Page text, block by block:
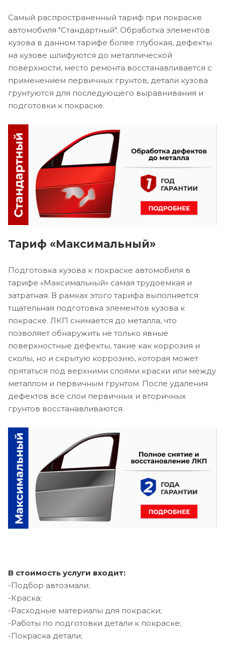
Самый распространенный тариф при покраске
автомобиля "Стандартный". Обработка элементов
кузова в данном тарифе более глубокая, дефекты
на кузове шлифуются до металлической
поверхности, место ремонта восстанавливается с
применением первичных грунтов, детали кузова
грунтуются для последующего выравнивания и
подготовки к покраске.
Тариф «Максимальный»
Подготовка кузова к покраске автомобиля в
тарифе «Максимальный» самая трудоемкая и
затратная. В рамках этого тарифа выполняется
тщательная подготовка элементов кузова к
покраске. ЛКП снимается до металла, что
позволяет обнаружить не только явные
поверхностные дефекты, такие как коррозия и
сколы, но и скрытую коррозию, которая может
прятаться под верхними слоями краски или между
металлом и первичным грунтом. После удаления
дефектов все слои первичных и вторичных
грунтов восстанавливаются.
В стоимость услуги входит:
-Подбор автоэмали;
-Краска;
-Расходные материалы для покраски;
-Работы по подготовки детали к покраске;
-Покраска детали;